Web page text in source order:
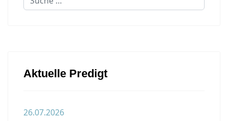
Aktuelle Predigt
26.07.2026